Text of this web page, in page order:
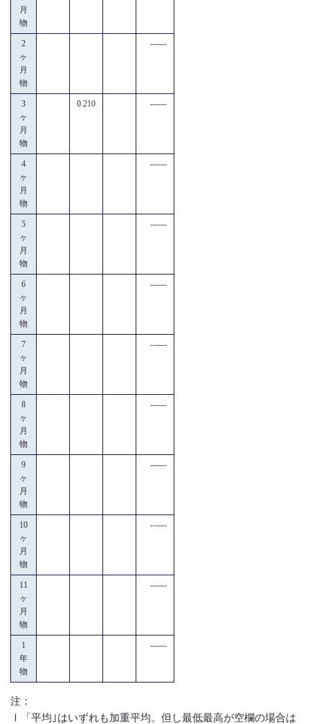
月
物
2
ヶ
月
物
------
3
ヶ
月
物
0.210 ------
4
ヶ
月
物
------
5
ヶ
月
物
------
6
ヶ
月
物
------
7
ヶ
月
物
------
8
ヶ
月
物
------
9
ヶ
月
物
------
10
ヶ
月
物
------
11
ヶ
月
物
------
1
年
物
------
注：
Ⅰ「平均｣はいずれも加重平均。但し最低最高が空欄の場合は